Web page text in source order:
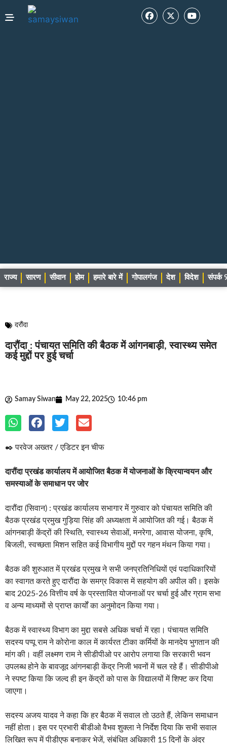
राज्य सारण सीवान होम हमारे बारे में गोपालगंज देश विदेश संपर्क
दरौंदा
दारौंदा : पंचायत समिति की बैठक में आंगनबाड़ी, स्वास्थ्य समेत
कई मुद्दों पर हुई चर्चा
Samay Siwan May 22, 2025 10:46 pm
✒️ परवेज अख्तर / एडिटर इन चीफ
दारौंदा प्रखंड कार्यालय में आयोजित बैठक में योजनाओं के क्रियान्वयन और
समस्याओं के समाधान पर जोर
दारौंदा (सिवान) : प्रखंड कार्यालय सभागार में गुरुवार को पंचायत समिति की
बैठक प्रखंड प्रमुख गुड़िया सिंह की अध्यक्षता में आयोजित की गई। बैठक में
आंगनबाड़ी केंद्रों की स्थिति, स्वास्थ्य सेवाओं, मनरेगा, आवास योजना, कृषि,
बिजली, स्वच्छता मिशन सहित कई विभागीय मुद्दों पर गहन मंथन किया गया।
बैठक की शुरुआत में प्रखंड प्रमुख ने सभी जनप्रतिनिधियों एवं पदाधिकारियों
का स्वागत करते हुए दारौंदा के समग्र विकास में सहयोग की अपील की। इसके
बाद 2025-26 वित्तीय वर्ष के प्रस्तावित योजनाओं पर चर्चा हुई और ग्राम सभा
व अन्य माध्यमों से प्राप्त कार्यों का अनुमोदन किया गया।
बैठक में स्वास्थ्य विभाग का मुद्दा सबसे अधिक चर्चा में रहा। पंचायत समिति
सदस्य पप्पू राम ने कोरोना काल में कार्यरत टीका कर्मियों के मानदेय भुगतान की
मांग की। वहीं लक्ष्मण राम ने सीडीपीओ पर आरोप लगाया कि सरकारी भवन
उपलब्ध होने के बावजूद आंगनबाड़ी केंद्र निजी भवनों में चल रहे हैं। सीडीपीओ
ने स्पष्ट किया कि जल्द ही इन केंद्रों को पास के विद्यालयों में शिफ्ट कर दिया
जाएगा।
सदस्य अजय यादव ने कहा कि हर बैठक में सवाल तो उठते हैं, लेकिन समाधान
नहीं होता। इस पर प्रभारी बीडीओ वैभव शुक्ला ने निर्देश दिया कि सभी सवाल
लिखित रूप में पीडीएफ बनाकर भेजें, संबंधित अधिकारी 15 दिनों के अंदर